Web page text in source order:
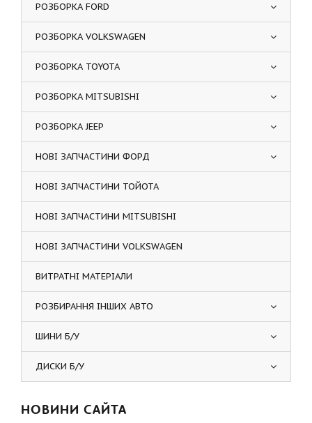
РОЗБОРКА FORD
РОЗБОРКА VOLKSWAGEN
РОЗБОРКА TOYOTA
РОЗБОРКА MITSUBISHI
РОЗБОРКА JEEP
НОВІ ЗАПЧАСТИНИ ФОРД
НОВІ ЗАПЧАСТИНИ ТОЙОТА
НОВІ ЗАПЧАСТИНИ MITSUBISHI
НОВІ ЗАПЧАСТИНИ VOLKSWAGEN
ВИТРАТНІ МАТЕРІАЛИ
РОЗБИРАННЯ ІНШИХ АВТО
ШИНИ Б/У
ДИСКИ Б/У
НОВИНИ САЙТА